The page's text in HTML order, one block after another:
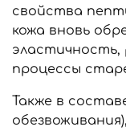
свойства
кожа вновь
эластичность,
процессы
Также в